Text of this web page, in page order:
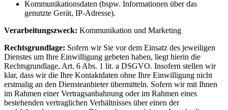
Kommunikationsdaten (bspw. Informationen über das
genutzte Gerät, IP-Adresse).
Verarbeitungszweck: Kommunikation und Marketing
Rechtsgrundlage: Sofern wir Sie vor dem Einsatz des jeweiligen
Dienstes um Ihre Einwilligung gebeten haben, liegt hierin die
Rechtsgrundlage, Art. 6 Abs. 1 lit. a DSGVO. Insofern stellen wir
klar, dass wir die Ihre Kontaktdaten ohne Ihre Einwilligung nicht
erstmalig an den Diensteanbieter übermitteln. Sofern wir mit Ihnen
im Rahmen einer Vertragsanbahnung oder im Rahmen eines
bestehenden vertraglichen Verhältnisses über einen der